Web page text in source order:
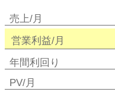
売上/月
営業利益/月
年間利回り
PV/月